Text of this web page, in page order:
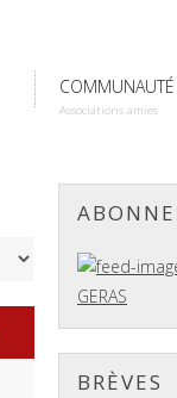
COMMUNAUTÉ
Associations amies
GERAS
BRÈVES